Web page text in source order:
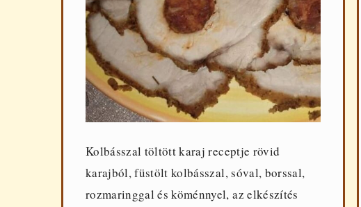
Kolbásszal töltött karaj receptje rövid
karajból, füstölt kolbásszal, sóval, borssal,
rozmaringgal és köménnyel, az elkészítés